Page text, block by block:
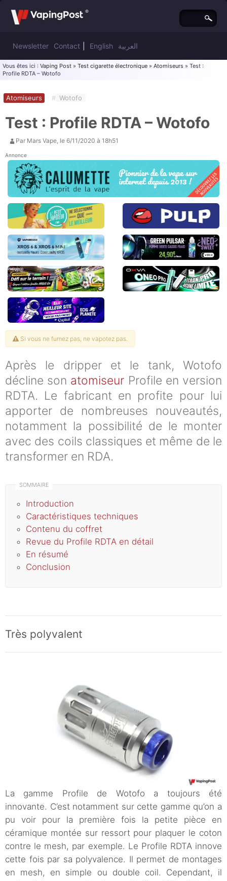
Newsletter Contact English العربية
Vous êtes ici : Vaping Post » Test cigarette électronique » Atomiseurs » Test :
Profile RDTA – Wotofo
Test : Profile RDTA – Wotofo
Atomiseurs # Wotofo
Par Mars Vape, le 6/11/2020 à 18h51
Annonce
Si vous ne fumez pas, ne vapotez pas.
Après le dripper et le tank, Wotofo
décline son atomiseur Profile en version
RDTA. Le fabricant en profite pour lui
apporter de nombreuses nouveautés,
notamment la possibilité de le monter
avec des coils classiques et même de le
transformer en RDA.
Introduction
Caractéristiques techniques
Contenu du coffret
Revue du Profile RDTA en détail
En résumé
Conclusion
Très polyvalent
La gamme Profile de Wotofo a toujours été
innovante. C’est notamment sur cette gamme qu’on a
pu voir pour la première fois la petite pièce en
céramique montée sur ressort pour plaquer le coton
contre le mesh, par exemple. Le Profile RDTA innove
cette fois par sa polyvalence. Il permet de montages
en mesh, en simple ou double coil. Cependant, il